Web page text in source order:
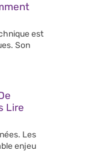
est
Son
Lire
Les
enjeu